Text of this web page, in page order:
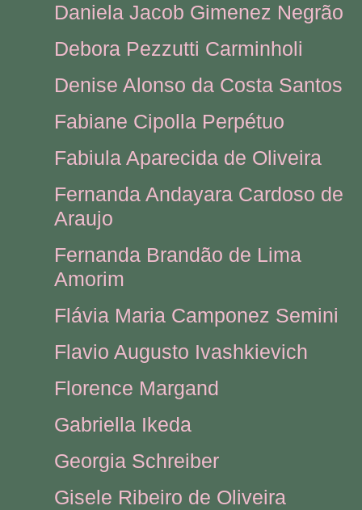
Daniela Jacob Gimenez Negrão
Debora Pezzutti Carminholi
Denise Alonso da Costa Santos
Fabiane Cipolla Perpétuo
Fabiula Aparecida de Oliveira
Fernanda Andayara Cardoso de
Araujo
Fernanda Brandão de Lima
Amorim
Flávia Maria Camponez Semini
Flavio Augusto Ivashkievich
Florence Margand
Gabriella Ikeda
Georgia Schreiber
Gisele Ribeiro de Oliveira